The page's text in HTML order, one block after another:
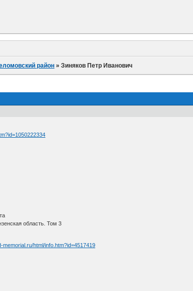
район »Зиняков Петр Иванович
область. Том 3
memorial.ru/html/info.htm?id=4517419